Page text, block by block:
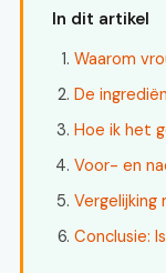
In dit artikel
Waarom
De
Hoe ik het
Voor- en
Conclusie: